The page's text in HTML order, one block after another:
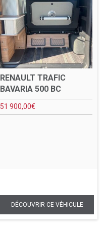
RENAULT TRAFIC
BAVARIA 500 BC
51 900,00€